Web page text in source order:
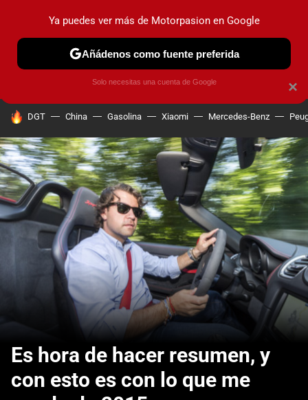
PRUEBAS COCHES ELÉCTRICOS OBSERVATORIO
HOY SE HABLA DE
DGT China Gasolina Xiaomi Mercedes-Benz
Es hora de hacer resumen, y
con esto es con lo que me
×
Ya puedes ver más de Motorpasion en Google
Añádenos como fuente preferida
Solo necesitas una cuenta de Google